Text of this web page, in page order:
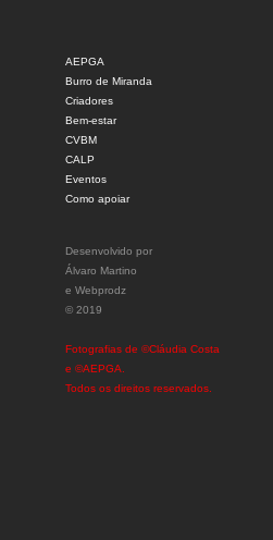
AEPGA
Burro de Miranda
Criadores
Bem-estar
CVBM
CALP
Eventos
Como apoiar
Desenvolvido por
Álvaro Martino
e Webprodz
© 2019
Fotografias de ©Cláudia Costa
e ©AEPGA.
Todos os direitos reservados.